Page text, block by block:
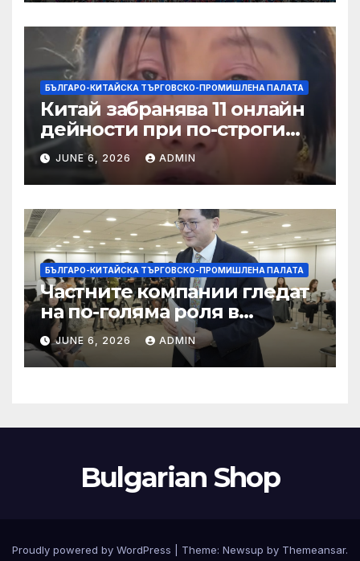
БЪЛГАРО-КИТАЙСКА ТЪРГОВСКО-ПРОМИШЛЕНА ПАЛАТА
Китай забранява 11 онлайн
дейности при по-строги
правила за ограничаване на
слуховете и
кибернасилниците
JUNE 6, 2026 ADMIN
БЪЛГАРО-КИТАЙСКА ТЪРГОВСКО-ПРОМИШЛЕНА ПАЛАТА
Частните компании гледат
на по-голяма роля в
стратегическата
енергетика
JUNE 6, 2026 ADMIN
Bulgarian Shop
Proudly powered by WordPress Theme: Newsup by Themeansar.